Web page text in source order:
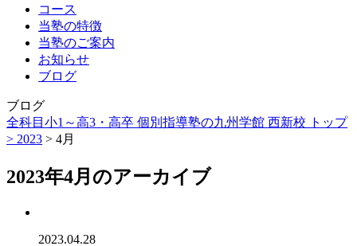
コース
当塾の特徴
当塾のご案内
お知らせ
ブログ
ブログ
全科目小1～高3・高卒 個別指導塾の九州学館 西新校 トップ
> 2023 > 4月
2023年4月のアーカイブ
2023.04.28